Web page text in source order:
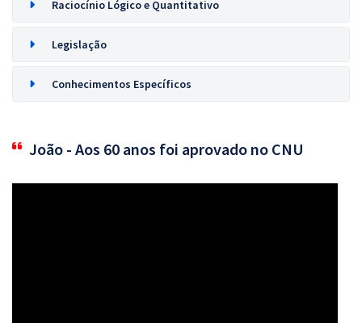
Raciocínio Lógico e Quantitativo
Legislação
Conhecimentos Específicos
João - Aos 60 anos foi aprovado no CNU